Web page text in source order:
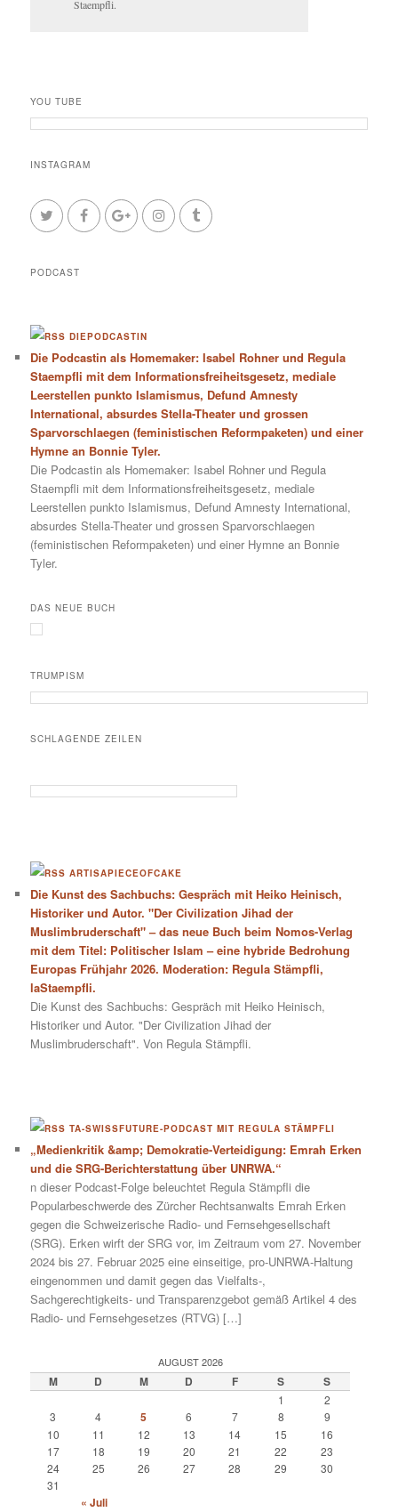
Staempfli.
YOU TUBE
INSTAGRAM
PODCAST
DIEPODCASTIN
Die Podcastin als Homemaker: Isabel Rohner und Regula
Staempfli mit dem Informationsfreiheitsgesetz, mediale
Leerstellen punkto Islamismus, Defund Amnesty
International, absurdes Stella-Theater und grossen
Sparvorschlaegen (feministischen Reformpaketen) und einer
Hymne an Bonnie Tyler.
Die Podcastin als Homemaker: Isabel Rohner und Regula
Staempfli mit dem Informationsfreiheitsgesetz, mediale
Leerstellen punkto Islamismus, Defund Amnesty International,
absurdes Stella-Theater und grossen Sparvorschlaegen
(feministischen Reformpaketen) und einer Hymne an Bonnie
Tyler.
DAS NEUE BUCH
TRUMPISM
SCHLAGENDE ZEILEN
ARTISAPIECEOFCAKE
Die Kunst des Sachbuchs: Gespräch mit Heiko Heinisch,
Historiker und Autor. "Der Civilization Jihad der
Muslimbruderschaft" – das neue Buch beim Nomos-Verlag
mit dem Titel: Politischer Islam – eine hybride Bedrohung
Europas Frühjahr 2026. Moderation: Regula Stämpfli,
laStaempfli.
Die Kunst des Sachbuchs: Gespräch mit Heiko Heinisch,
Historiker und Autor. "Der Civilization Jihad der
Muslimbruderschaft". Von Regula Stämpfli.
TA-SWISSFUTURE-PODCAST MIT REGULA STÄMPFLI
„Medienkritik &amp; Demokratie-Verteidigung: Emrah Erken
und die SRG-Berichterstattung über UNRWA.“
n dieser Podcast-Folge beleuchtet Regula Stämpfli die
Popularbeschwerde des Zürcher Rechtsanwalts Emrah Erken
gegen die Schweizerische Radio- und Fernsehgesellschaft
(SRG). Erken wirft der SRG vor, im Zeitraum vom 27. November
2024 bis 27. Februar 2025 eine einseitige, pro-UNRWA-Haltung
eingenommen und damit gegen das Vielfalts-,
Sachgerechtigkeits- und Transparenzgebot gemäß Artikel 4 des
Radio- und Fernsehgesetzes (RTVG) […]
AUGUST 2026
M D M D F S S
1
2
3
4 5 6 7 8
9
10
11 12 13 14 15
16
17
18 19 20 21 22
23
24
25 26 27 28 29
30
31
« Juli